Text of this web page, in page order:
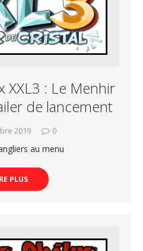
XXL3 : Le Menhir
de lancement
2019 0
au menu
PLUS